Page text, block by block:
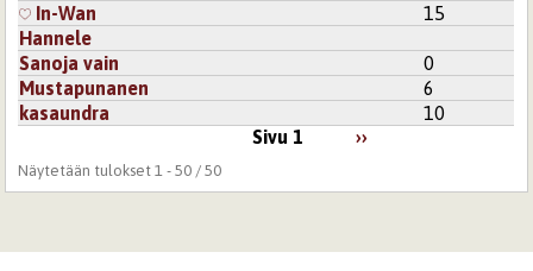
In-Wan
15
Hannele
Sanoja vain
0
Mustapunanen
6
kasaundra
10
Sivu 1
››
Näytetään tulokset 1 - 50 / 50